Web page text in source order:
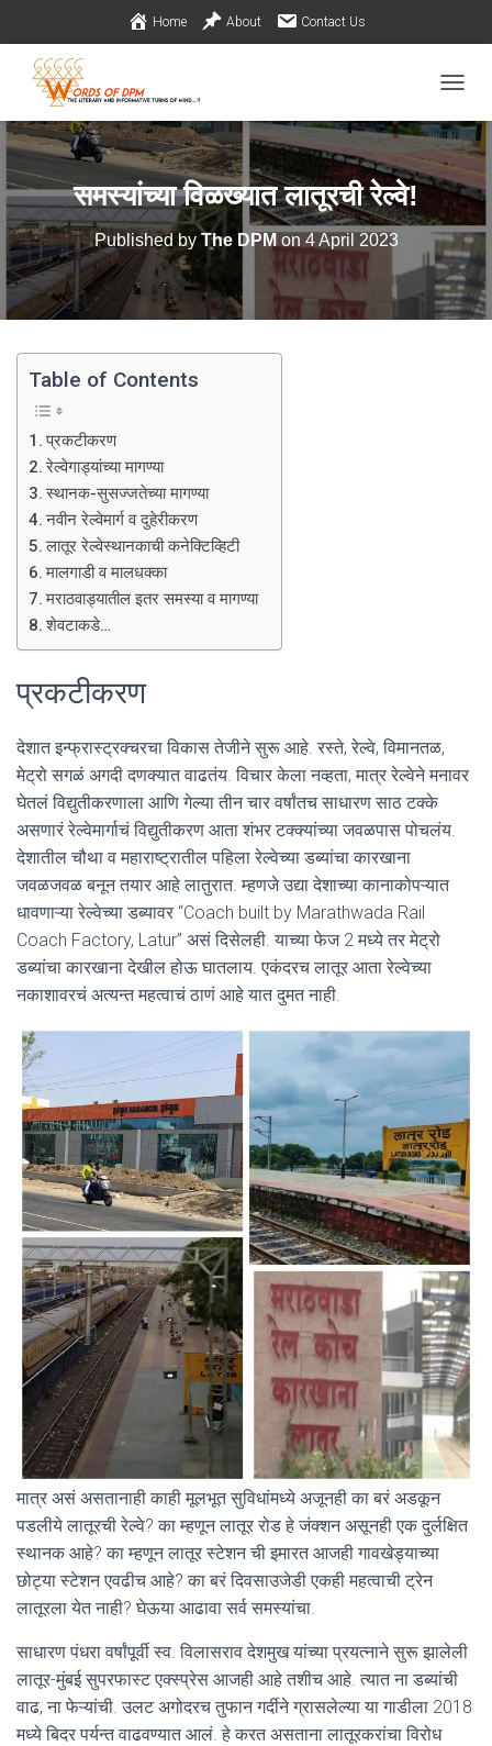
Home About Contact Us
समस्यांच्या विळख्यात लातूरची रेल्वे!
Published byThe DPM on 4 April 2023
Table of Contents
प्रकटीकरण
रेल्वेगाड्यांच्या मागण्या
स्थानक-सुसज्जतेच्या मागण्या
नवीन रेल्वेमार्ग व दुहेरीकरण
लातूर रेल्वेस्थानकाची कनेक्टिव्हिटी
मालगाडी व मालधक्का
मराठवाड्यातील इतर समस्या व मागण्या
शेवटाकडे…
प्रकटीकरण
देशात इन्फ्रास्ट्रक्चरचा विकास तेजीने सुरू आहे. रस्ते, रेल्वे, विमानतळ,
मेट्रो सगळं अगदी दणक्यात वाढतंय. विचार केला नव्हता, मात्र रेल्वेने मनावर
घेतलं विद्युतीकरणाला आणि गेल्या तीन चार वर्षांतच साधारण साठ टक्के
असणारं रेल्वेमार्गाचं विद्युतीकरण आता शंभर टक्क्यांच्या जवळपास पोचलंय.
देशातील चौथा व महाराष्ट्रातील पहिला रेल्वेच्या डब्यांचा कारखाना
जवळजवळ बनून तयार आहे लातुरात. म्हणजे उद्या देशाच्या कानाकोपऱ्यात
धावणाऱ्या रेल्वेच्या डब्यावर “Coach built by Marathwada Rail
Coach Factory, Latur” असं दिसेलही. याच्या फेज 2 मध्ये तर मेट्रो
डब्यांचा कारखाना देखील होऊ घातलाय. एकंदरच लातूर आता रेल्वेच्या
नकाशावरचं अत्यन्त महत्वाचं ठाणं आहे यात दुमत नाही.
मात्र असं असतानाही काही मूलभूत सुविधांमध्ये अजूनही का बरं अडकून
पडलीये लातूरची रेल्वे? का म्हणून लातूर रोड हे जंक्शन असूनही एक दुर्लक्षित
स्थानक आहे? का म्हणून लातूर स्टेशन ची इमारत आजही गावखेड्याच्या
छोट्या स्टेशन एवढीच आहे? का बरं दिवसाउजेडी एकही महत्वाची ट्रेन
लातूरला येत नाही? घेऊया आढावा सर्व समस्यांचा.
साधारण पंधरा वर्षांपूर्वी स्व. विलासराव देशमुख यांच्या प्रयत्नाने सुरू झालेली
लातूर-मुंबई सुपरफास्ट एक्स्प्रेस आजही आहे तशीच आहे. त्यात ना डब्यांची
वाढ, ना फेऱ्यांची. उलट अगोदरच तुफान गर्दीने ग्रासलेल्या या गाडीला 2018
मध्ये बिदर पर्यन्त वाढवण्यात आलं. हे करत असताना लातूरकरांचा विरोध